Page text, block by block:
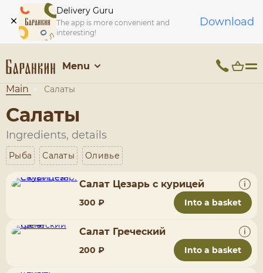
Delivery Guru
The app is more convenient and
interesting!
Download
Menu
Main Салаты
Салаты
Ingredients, details
Рыба Салаты Оливье
Салат Цезарь с курицей
300 ₽ Into a basket
Салат Греческий
200 ₽ Into a basket